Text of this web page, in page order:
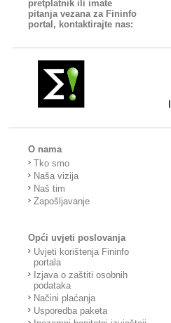
pretplatnik ili imate
pitanja vezana za Fininfo
portal, kontaktirajte nas:
O nama
Tko smo
Naša vizija
Naš tim
Zapošljavanje
Opći uvjeti poslovanja
Uvjeti korištenja Fininfo
portala
Izjava o zaštiti osobnih
podataka
Načini plaćanja
Usporedba paketa